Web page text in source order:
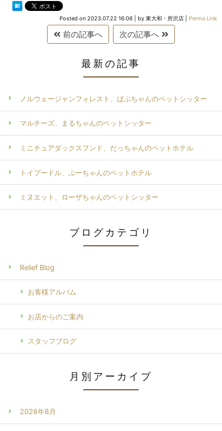
Posted on 2023.07.22 16:06 by 東大和・所沢店 Perma Link
前の記事へ 次の記事へ
最新の記事
ノルウェージャンフォレスト、ばぶちゃんのペットシッター
マルチーズ、まるちゃんのペットシッター
ミニチュアダックスフンド、だっちゃんのペットホテル
トイプードル、ぷーちゃんのペットホテル
ミヌエット、ローザちゃんのペットシッター
ブログカテゴリ
Relief Blog
お客様アルバム
お店からのご案内
スタッフブログ
月別アーカイブ
2026年8月